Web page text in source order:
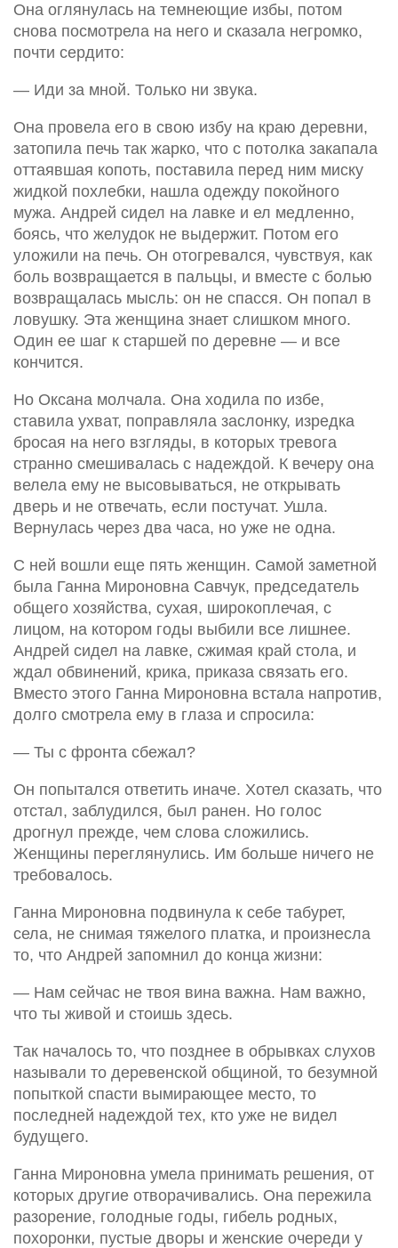
Она оглянулась на темнеющие избы, потом
снова посмотрела на него и сказала негромко,
почти сердито:
— Иди за мной. Только ни звука.
Она провела его в свою избу на краю деревни,
затопила печь так жарко, что с потолка закапала
оттаявшая копоть, поставила перед ним миску
жидкой похлебки, нашла одежду покойного
мужа. Андрей сидел на лавке и ел медленно,
боясь, что желудок не выдержит. Потом его
уложили на печь. Он отогревался, чувствуя, как
боль возвращается в пальцы, и вместе с болью
возвращалась мысль: он не спасся. Он попал в
ловушку. Эта женщина знает слишком много.
Один ее шаг к старшей по деревне — и все
кончится.
Но Оксана молчала. Она ходила по избе,
ставила ухват, поправляла заслонку, изредка
бросая на него взгляды, в которых тревога
странно смешивалась с надеждой. К вечеру она
велела ему не высовываться, не открывать
дверь и не отвечать, если постучат. Ушла.
Вернулась через два часа, но уже не одна.
С ней вошли еще пять женщин. Самой заметной
была Ганна Мироновна Савчук, председатель
общего хозяйства, сухая, широкоплечая, с
лицом, на котором годы выбили все лишнее.
Андрей сидел на лавке, сжимая край стола, и
ждал обвинений, крика, приказа связать его.
Вместо этого Ганна Мироновна встала напротив,
долго смотрела ему в глаза и спросила:
— Ты с фронта сбежал?
Он попытался ответить иначе. Хотел сказать, что
отстал, заблудился, был ранен. Но голос
дрогнул прежде, чем слова сложились.
Женщины переглянулись. Им больше ничего не
требовалось.
Ганна Мироновна подвинула к себе табурет,
села, не снимая тяжелого платка, и произнесла
то, что Андрей запомнил до конца жизни:
— Нам сейчас не твоя вина важна. Нам важно,
что ты живой и стоишь здесь.
Так началось то, что позднее в обрывках слухов
называли то деревенской общиной, то безумной
попыткой спасти вымирающее место, то
последней надеждой тех, кто уже не видел
будущего.
Ганна Мироновна умела принимать решения, от
которых другие отворачивались. Она пережила
разорение, голодные годы, гибель родных,
похоронки, пустые дворы и женские очереди у